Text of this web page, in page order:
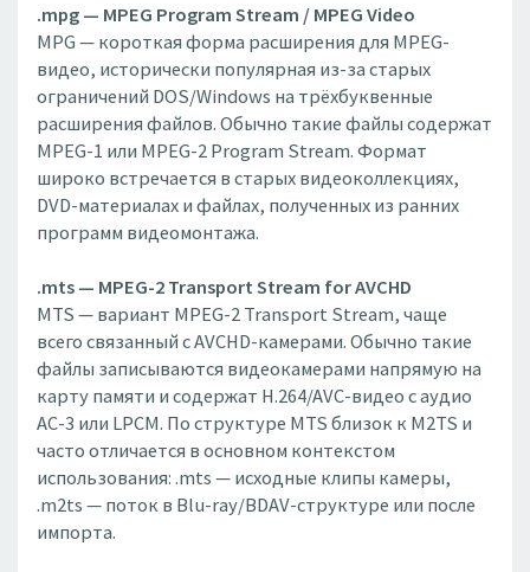
.mpg — MPEG Program Stream / MPEG Video
MPG — короткая форма расширения для MPEG-
видео, исторически популярная из-за старых
ограничений DOS/Windows на трёхбуквенные
расширения файлов. Обычно такие файлы содержат
MPEG-1 или MPEG-2 Program Stream. Формат
широко встречается в старых видеоколлекциях,
DVD-материалах и файлах, полученных из ранних
программ видеомонтажа.
.mts — MPEG-2 Transport Stream for AVCHD
MTS — вариант MPEG-2 Transport Stream, чаще
всего связанный с AVCHD-камерами. Обычно такие
файлы записываются видеокамерами напрямую на
карту памяти и содержат H.264/AVC-видео с аудио
AC-3 или LPCM. По структуре MTS близок к M2TS и
часто отличается в основном контекстом
использования: .mts — исходные клипы камеры,
.m2ts — поток в Blu-ray/BDAV-структуре или после
импорта.